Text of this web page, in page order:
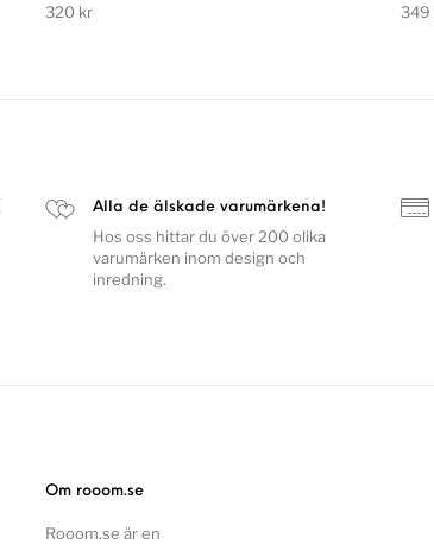
320 kr
349
Alla de älskade varumärkena!
Hos oss hittar du över 200 olika
varumärken inom design och
inredning.
Om rooom.se
Rooom.se är en